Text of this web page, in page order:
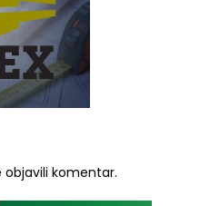
objavili komentar.